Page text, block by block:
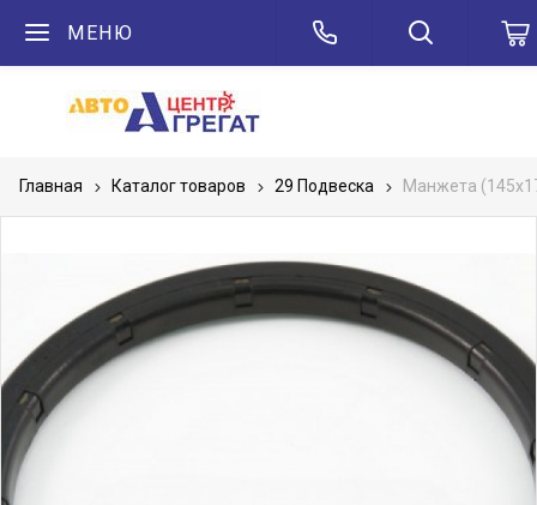
МЕНЮ
Главная Каталог товаров 29 Подвеска Манжета